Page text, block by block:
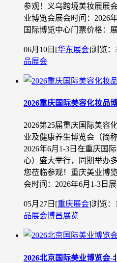
参观！义乌跨境美妆展展
业博览会展会时间：2026
国际博览中心门票价格：
06月10日 [华东展会]浏览：
品展会
2026重庆国际美容化妆品
2026第25届重庆国际美容
业及健康养生博览会（简
2026年6月1-3日在重庆国
心）盛大举行，同期举办
您莅临参观！重庆美业博
会时间：2026年6月1-3日
05月27日 [重庆展会]浏览：
品展会博昌展览
2026北京国际美业博览会-